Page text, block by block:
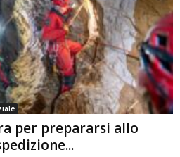
per prepararsi allo